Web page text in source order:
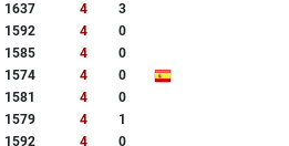
1637 4
3
1592 4
0
1585 4
0
1574 4
0
1581 4
0
1579 4
1
1592 4
0